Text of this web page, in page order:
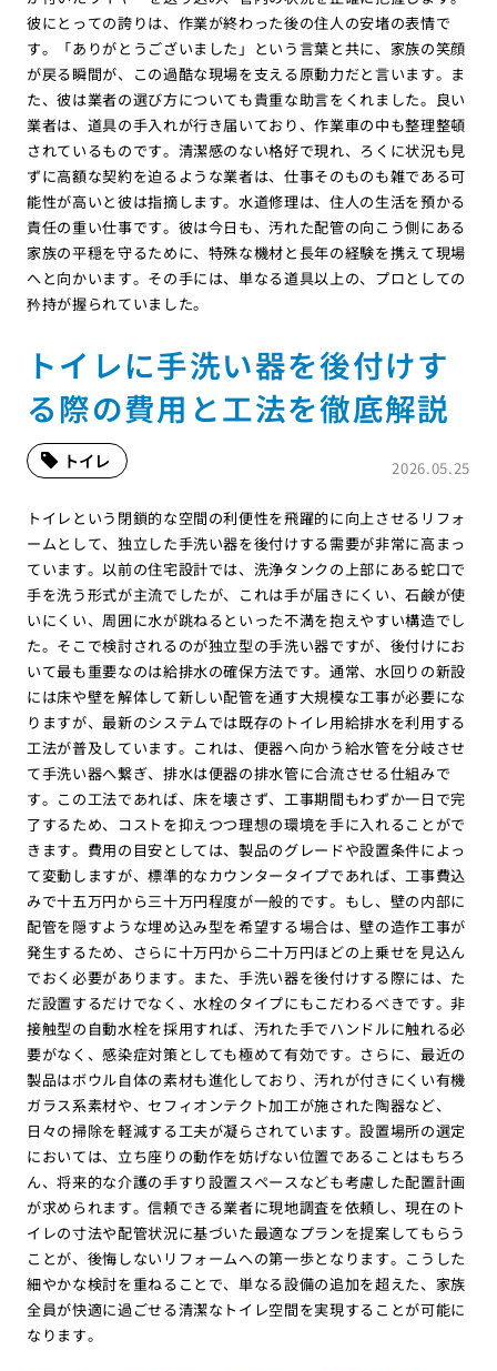
彼にとっての誇りは、作業が終わった後の住人の安堵の表情で
す。「ありがとうございました」という言葉と共に、家族の笑顔
が戻る瞬間が、この過酷な現場を支える原動力だと言います。ま
た、彼は業者の選び方についても貴重な助言をくれました。良い
業者は、道具の手入れが行き届いており、作業車の中も整理整頓
されているものです。清潔感のない格好で現れ、ろくに状況も見
ずに高額な契約を迫るような業者は、仕事そのものも雑である可
能性が高いと彼は指摘します。水道修理は、住人の生活を預かる
責任の重い仕事です。彼は今日も、汚れた配管の向こう側にある
家族の平穏を守るために、特殊な機材と長年の経験を携えて現場
へと向かいます。その手には、単なる道具以上の、プロとしての
矜持が握られていました。
トイレに手洗い器を後付けす
る際の費用と工法を徹底解説
2026.05.25
トイレ
トイレという閉鎖的な空間の利便性を飛躍的に向上させるリフォ
ームとして、独立した手洗い器を後付けする需要が非常に高まっ
ています。以前の住宅設計では、洗浄タンクの上部にある蛇口で
手を洗う形式が主流でしたが、これは手が届きにくい、石鹸が使
いにくい、周囲に水が跳ねるといった不満を抱えやすい構造でし
た。そこで検討されるのが独立型の手洗い器ですが、後付けにお
いて最も重要なのは給排水の確保方法です。通常、水回りの新設
には床や壁を解体して新しい配管を通す大規模な工事が必要にな
りますが、最新のシステムでは既存のトイレ用給排水を利用する
工法が普及しています。これは、便器へ向かう給水管を分岐させ
て手洗い器へ繋ぎ、排水は便器の排水管に合流させる仕組みで
す。この工法であれば、床を壊さず、工事期間もわずか一日で完
了するため、コストを抑えつつ理想の環境を手に入れることがで
きます。費用の目安としては、製品のグレードや設置条件によっ
て変動しますが、標準的なカウンタータイプであれば、工事費込
みで十五万円から三十万円程度が一般的です。もし、壁の内部に
配管を隠すような埋め込み型を希望する場合は、壁の造作工事が
発生するため、さらに十万円から二十万円ほどの上乗せを見込ん
でおく必要があります。また、手洗い器を後付けする際には、た
だ設置するだけでなく、水栓のタイプにもこだわるべきです。非
接触型の自動水栓を採用すれば、汚れた手でハンドルに触れる必
要がなく、感染症対策としても極めて有効です。さらに、最近の
製品はボウル自体の素材も進化しており、汚れが付きにくい有機
ガラス系素材や、セフィオンテクト加工が施された陶器など、
日々の掃除を軽減する工夫が凝らされています。設置場所の選定
においては、立ち座りの動作を妨げない位置であることはもちろ
ん、将来的な介護の手すり設置スペースなども考慮した配置計画
が求められます。信頼できる業者に現地調査を依頼し、現在のト
イレの寸法や配管状況に基づいた最適なプランを提案してもらう
ことが、後悔しないリフォームへの第一歩となります。こうした
細やかな検討を重ねることで、単なる設備の追加を超えた、家族
全員が快適に過ごせる清潔なトイレ空間を実現することが可能に
なります。